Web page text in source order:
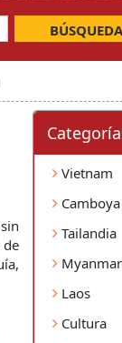
BÚSQUEDA
de
Vietnam
Camboya
Tailandia
Myanmar
Laos
Cultura